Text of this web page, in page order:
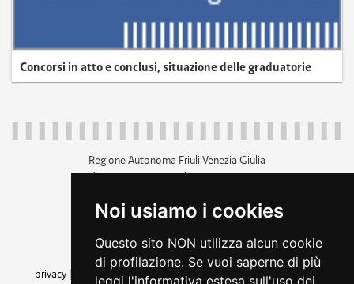
Noi usiamo i cookies
Questo sito NON utilizza alcun cookie
di profilazione. Se vuoi saperne di più
leggi l'informativa estesa sull'uso dei
Concorsi in atto e conclusi, situazione delle graduatorie
Regione Autonoma Friuli Venezia Giulia
c.f. 80014930327; p.iva 00526040324
+39 040 3771111
amministrazione trasparente
privacy
cookie |note legali accessibilità
dichiarazione di